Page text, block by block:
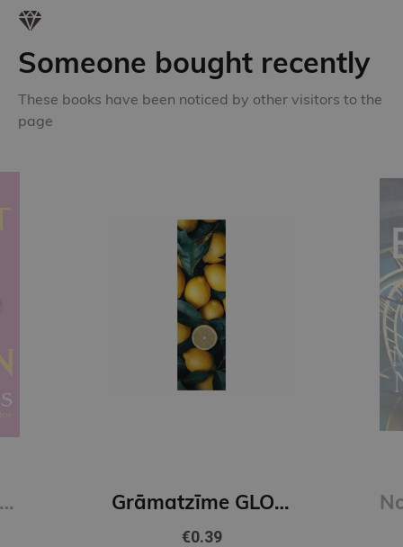
Someone bought recently
These books have been noticed by other visitors to the
page
Grāmatzīme GLOBUSS - Citroni Noslēpumu noslēpums (e-grāmata)
€29.50